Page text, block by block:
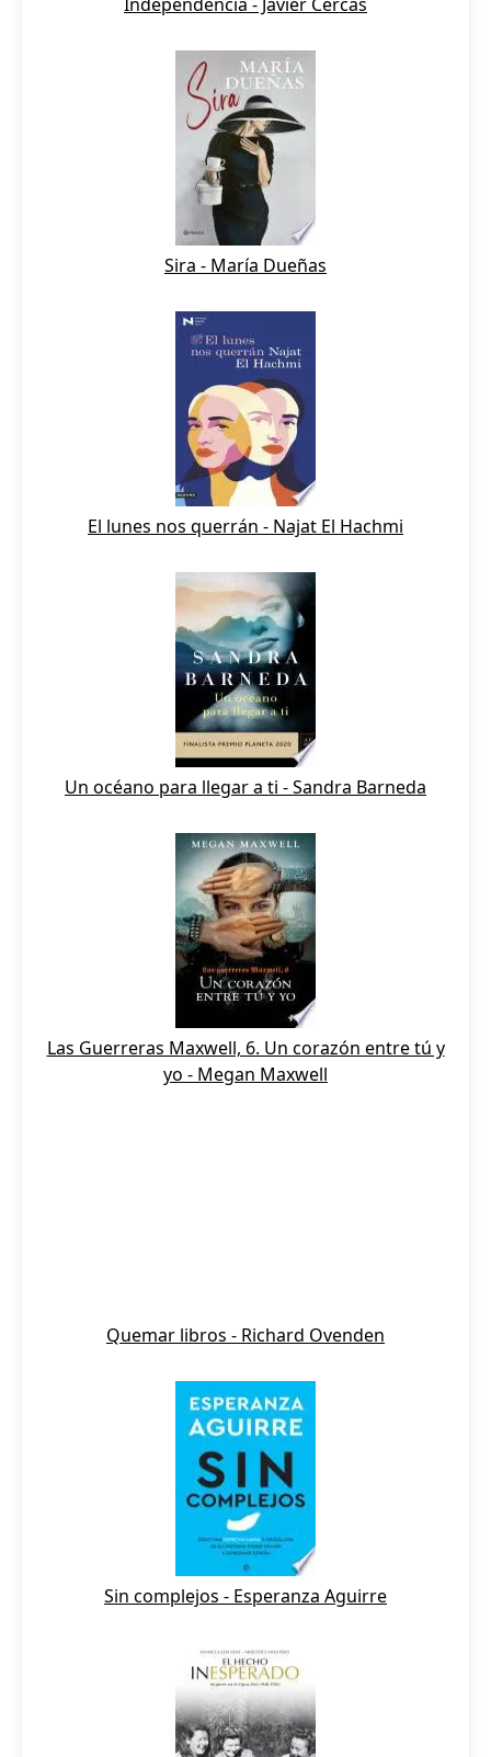
Sira - María Dueñas
El lunes nos querrán - Najat El Hachmi
Un océano para llegar a ti - Sandra Barneda
Las Guerreras Maxwell, 6. Un corazón entre tú y
yo - Megan Maxwell
Quemar libros - Richard Ovenden
Sin complejos - Esperanza Aguirre